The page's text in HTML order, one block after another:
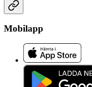
Mobilapp